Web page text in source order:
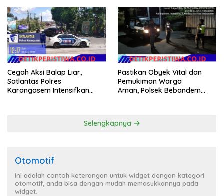
Bersih Pantai
Cegah Aksi Balap Liar,
Satlantas Polres
Karangasem Intensifkan
Pastikan Obyek Vital dan
Pemukiman Warga
Aman, Polsek Bebandem
Selengkapnya
Otomotif
Ini adalah contoh keterangan untuk widget dengan kategori
otomotif, anda bisa dengan mudah memasukkannya pada
widget.